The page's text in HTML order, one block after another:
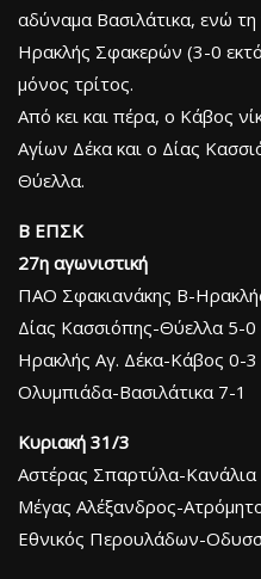
αδύναμα Βασιλάτικα, ενώ τη
Ηρακλής Σφακερών (3-0
μόνος τρίτος.
Από κει και πέρα, ο Κάβος
Αγίων Δέκα και ο Δίας
Θύελλα.
Β ΕΠΣΚ
27η αγωνιστική
ΠΑΟ Σφακιανάκης Β-
Δίας Κασσιόπης-Θύελλα 5-0
Ηρακλής Αγ. Δέκα-Κάβος 0-3
Ολυμπιάδα-Βασιλάτικα 7-1
Κυριακή 31/3
Αστέρας Σπαρτύλα-Κανάλια
Μέγας Αλέξανδρος-
Εθνικός Περουλάδων-